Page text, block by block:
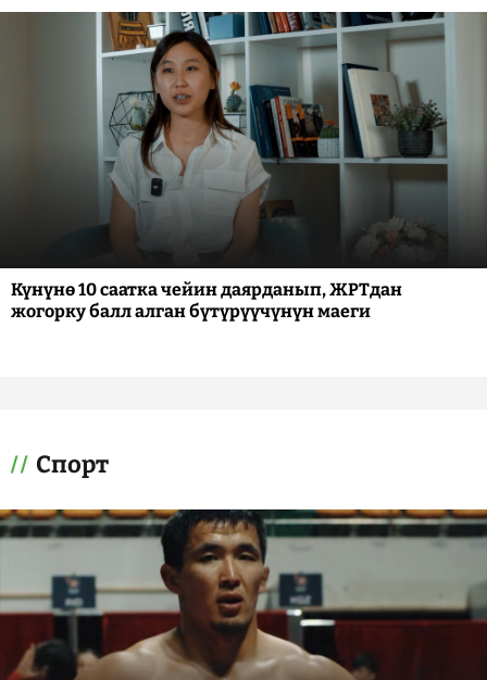
Күнүнө 10 саатка чейин даярданып, ЖРТдан
жогорку балл алган бүтүрүүчүнүн маеги
Спорт